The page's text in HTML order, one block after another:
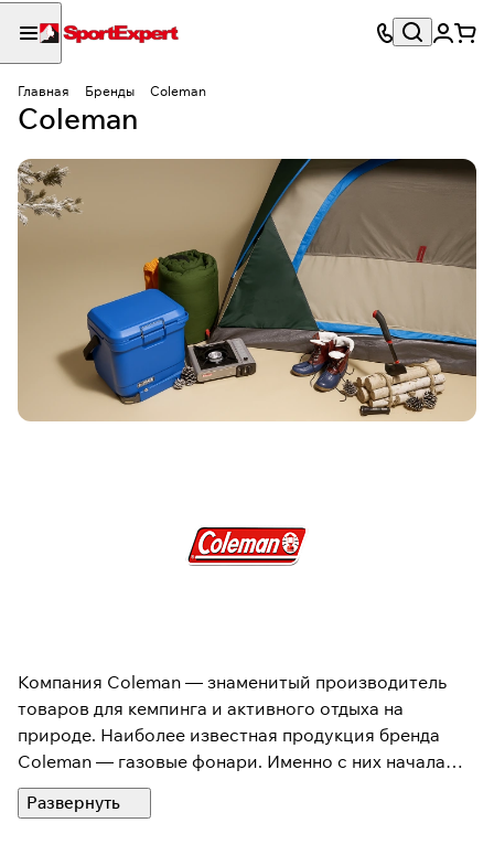
Главная Бренды Coleman
Coleman
Компания Coleman — знаменитый производитель
товаров для кемпинга и активного отдыха на
природе. Наиболее известная продукция бренда
Coleman — газовые фонари. Именно с них начала
свое развитие компания в начале 20 века.
Настольные ламы Coleman были незаменимыми в